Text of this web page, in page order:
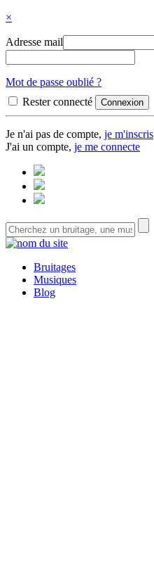
×
Adresse mail
Mot de passe oublié ?
Rester connecté
Je n'ai pas de compte, je m'inscris
J'ai un compte, je me connecte
Bruitages
Musiques
Blog